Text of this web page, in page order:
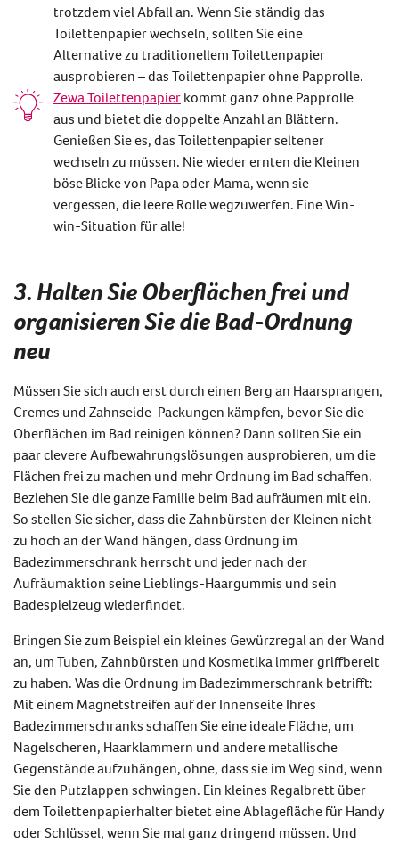
trotzdem viel Abfall an. Wenn Sie ständig das
Toilettenpapier wechseln, sollten Sie eine
Alternative zu traditionellem Toilettenpapier
ausprobieren – das Toilettenpapier ohne Papprolle.
Zewa Toilettenpapier kommt ganz ohne Papprolle
aus und bietet die doppelte Anzahl an Blättern.
Genießen Sie es, das Toilettenpapier seltener
wechseln zu müssen. Nie wieder ernten die Kleinen
böse Blicke von Papa oder Mama, wenn sie
vergessen, die leere Rolle wegzuwerfen. Eine Win-
win-Situation für alle!
3. Halten Sie Oberflächen frei und
organisieren Sie die Bad-Ordnung
neu
Müssen Sie sich auch erst durch einen Berg an Haarsprangen,
Cremes und Zahnseide-Packungen kämpfen, bevor Sie die
Oberflächen im Bad reinigen können? Dann sollten Sie ein
paar clevere Aufbewahrungslösungen ausprobieren, um die
Flächen frei zu machen und mehr Ordnung im Bad schaffen.
Beziehen Sie die ganze Familie beim Bad aufräumen mit ein.
So stellen Sie sicher, dass die Zahnbürsten der Kleinen nicht
zu hoch an der Wand hängen, dass Ordnung im
Badezimmerschrank herrscht und jeder nach der
Aufräumaktion seine Lieblings-Haargummis und sein
Badespielzeug wiederfindet.
Bringen Sie zum Beispiel ein kleines Gewürzregal an der Wand
an, um Tuben, Zahnbürsten und Kosmetika immer griffbereit
zu haben. Was die Ordnung im Badezimmerschrank betrifft:
Mit einem Magnetstreifen auf der Innenseite Ihres
Badezimmerschranks schaffen Sie eine ideale Fläche, um
Nagelscheren, Haarklammern und andere metallische
Gegenstände aufzuhängen, ohne, dass sie im Weg sind, wenn
Sie den Putzlappen schwingen. Ein kleines Regalbrett über
dem Toilettenpapierhalter bietet eine Ablagefläche für Handy
oder Schlüssel, wenn Sie mal ganz dringend müssen. Und